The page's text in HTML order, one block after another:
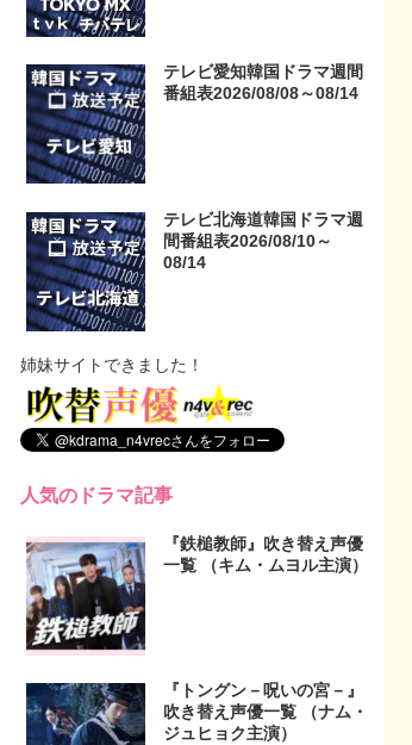
テレビ愛知韓国ドラマ週間
番組表2026/08/08～08/14
テレビ北海道韓国ドラマ週
間番組表2026/08/10～
08/14
姉妹サイトできました！
人気のドラマ記事
『鉄槌教師』吹き替え声優
一覧 （キム・ムヨル主演）
『トングン－呪いの宮－』
吹き替え声優一覧 （ナム・
ジュヒョク主演）